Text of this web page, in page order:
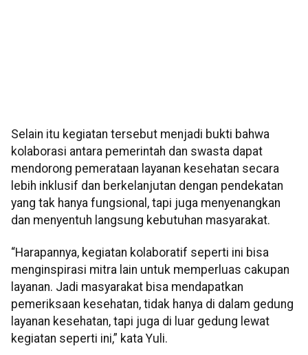
Selain itu kegiatan tersebut menjadi bukti bahwa
kolaborasi antara pemerintah dan swasta dapat
mendorong pemerataan layanan kesehatan secara
lebih inklusif dan berkelanjutan dengan pendekatan
yang tak hanya fungsional, tapi juga menyenangkan
dan menyentuh langsung kebutuhan masyarakat.
“Harapannya, kegiatan kolaboratif seperti ini bisa
menginspirasi mitra lain untuk memperluas cakupan
layanan. Jadi masyarakat bisa mendapatkan
pemeriksaan kesehatan, tidak hanya di dalam gedung
layanan kesehatan, tapi juga di luar gedung lewat
kegiatan seperti ini,” kata Yuli.